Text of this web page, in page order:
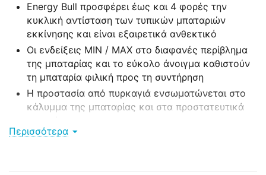
Energy Bull προσφέρει έως και 4 φορές την
κυκλική αντίσταση των τυπικών μπαταριών
εκκίνησης και είναι εξαιρετικά ανθεκτικό
Οι ενδείξεις MIN / MAX στο διαφανές περίβλημα
της μπαταρίας και το εύκολο άνοιγμα καθιστούν
τη μπαταρία φιλική προς τη συντήρηση
Η προστασία από πυρκαγιά ενσωματώνεται στο
κάλυμμα της μπαταρίας και στα προστατευτικά
Η χαμηλή συντήρηση εξασφαλίζεται με την
Περισσότερα